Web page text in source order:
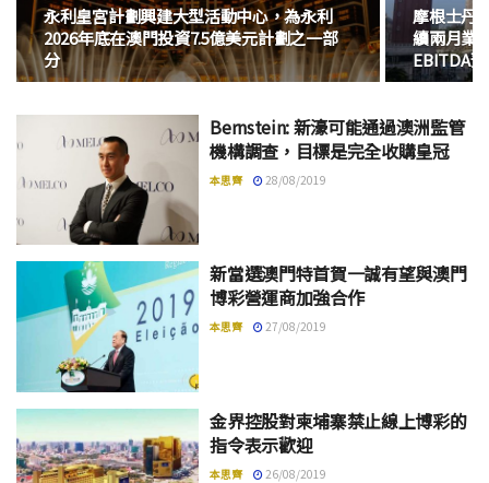
永利皇宮計劃興建大型活動中心，為永利
2026年底在澳門投資7.5億美元計劃之一部
分
摩根士丹
續兩月業
EBITDA
Bernstein: 新濠可能通過澳洲監管
機構調查，目標是完全收購皇冠
本思齊 28/08/2019
新當選澳門特首賀一誠有望與澳門
博彩營運商加強合作
本思齊 27/08/2019
金界控股對柬埔寨禁止線上博彩的
指令表示歡迎
本思齊 26/08/2019